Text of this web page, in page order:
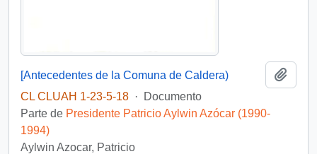
[Antecedentes de la Comuna de Caldera)
CL CLUAH 1-23-5-18 ·
Documento
Parte de Presidente Patricio Aylwin Azócar (1990-
1994)
Aylwin Azocar, Patricio